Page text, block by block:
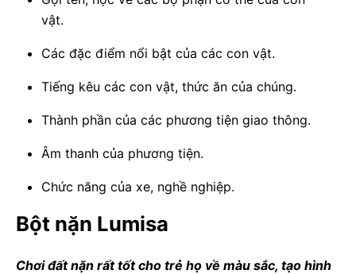
vật.
Các đặc điểm nổi bật của các con vật.
Tiếng kêu các con vật, thức ăn của chúng.
Thành phần của các phương tiện giao thông.
Âm thanh của phương tiện.
Chức năng của xe, nghề nghiệp.
Bột nặn Lumisa
Chơi đất nặn rất tốt cho trẻ họ về màu sắc, tạo hình